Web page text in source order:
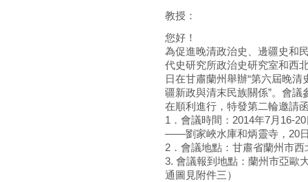
教授：
您好！
為促進晚清政治史、邊疆史和
代史研究所政治史研究室和西
日在甘肅蘭州舉辦“第六屆晚清
疆新政與清末民族關係”。會
在順利進行，特發第二輪邀請
1．會議時間：2014年7月16-
——劉家峽水庫和炳靈寺，20
2．會議地點：甘肅省蘭州市
3. 會議報到地點：蘭州市亞歐
通圖見附件三）